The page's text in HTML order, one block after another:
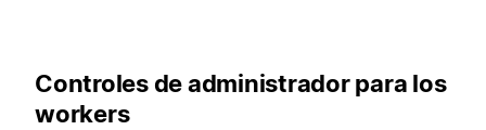
Controles de administrador para los
workers